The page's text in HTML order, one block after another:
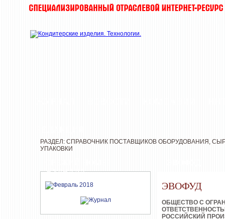
ЖУРНАЛА
РАЗДЕЛ: СПРАВОЧНИК ПОСТАВЩИКОВ ОБОРУДОВАНИЯ,
УПАКОВКИ
ЭВОФУД
ОБЩЕСТВО С
РОССИЙСКИЙ